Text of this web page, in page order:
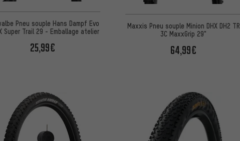
Pneu souple Hans Dampf Evo
Super Trail 29 - Emballage atelier
25,99€
Maxxis Pneu souple Minion DHX DH2 TR
3C MaxxGrip 29"
64,99€